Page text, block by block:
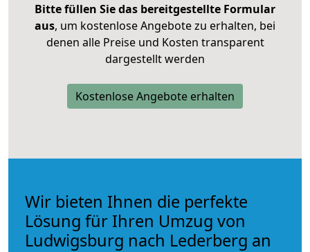
Bitte füllen Sie das bereitgestellte Formular
aus, um kostenlose Angebote zu erhalten, bei
denen alle Preise und Kosten transparent
dargestellt werden
Kostenlose Angebote erhalten
Wir bieten Ihnen die perfekte
Lösung für Ihren Umzug von
Ludwigsburg nach Lederberg an